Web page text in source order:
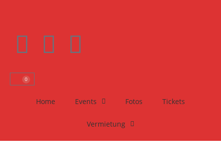
0
Home Events Fotos Tickets
Vermietung